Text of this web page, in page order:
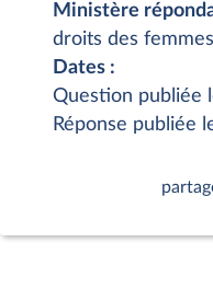
Ministère
droits des femmes
Dates :
Question publiée
Réponse publiée